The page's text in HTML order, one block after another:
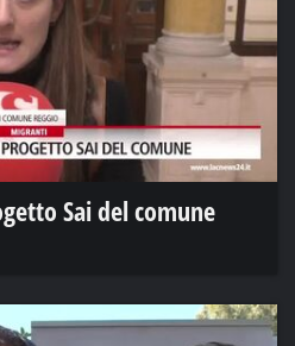
Sai del comune